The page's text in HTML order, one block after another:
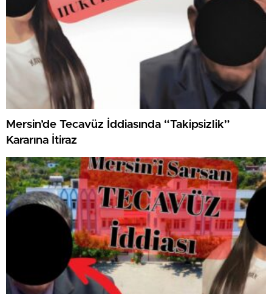
Mersin’de Tecavüz İddiasında “Takipsizlik”
Kararına İtiraz